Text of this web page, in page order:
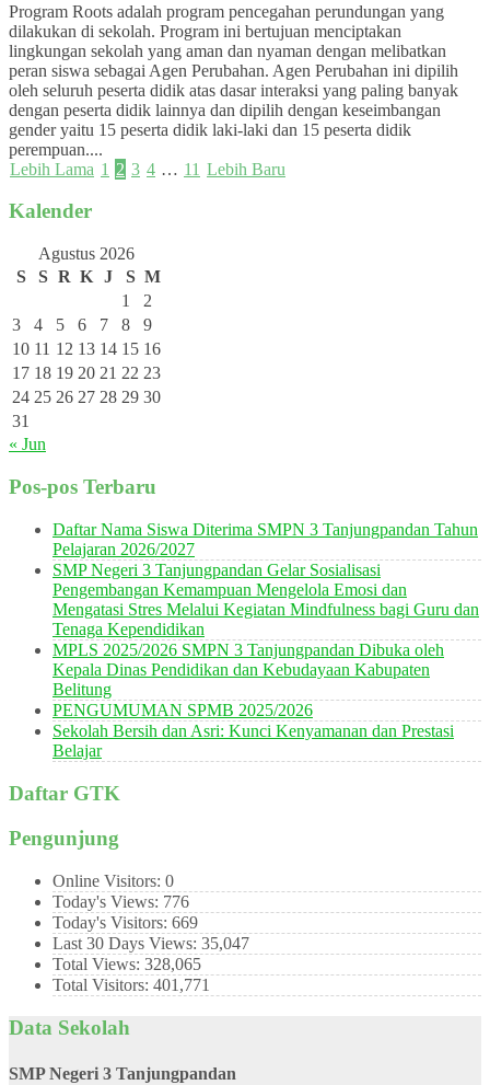
Program Roots adalah program pencegahan perundungan yang
dilakukan di sekolah. Program ini bertujuan menciptakan
lingkungan sekolah yang aman dan nyaman dengan melibatkan
peran siswa sebagai Agen Perubahan. Agen Perubahan ini dipilih
oleh seluruh peserta didik atas dasar interaksi yang paling banyak
dengan peserta didik lainnya dan dipilih dengan keseimbangan
gender yaitu 15 peserta didik laki-laki dan 15 peserta didik
perempuan....
Lebih Lama 1 2 3 4 … 11 Lebih Baru
Kalender
Agustus 2026
S
S R K J S M
1
2
3
4 5 6 7 8
9
10 11 12 13 14 15 16
17 18 19 20 21 22 23
24 25 26 27 28 29 30
31
« Jun
Pos-pos Terbaru
Daftar Nama Siswa Diterima SMPN 3 Tanjungpandan Tahun
Pelajaran 2026/2027
SMP Negeri 3 Tanjungpandan Gelar Sosialisasi
Pengembangan Kemampuan Mengelola Emosi dan
Mengatasi Stres Melalui Kegiatan Mindfulness bagi Guru dan
Tenaga Kependidikan
MPLS 2025/2026 SMPN 3 Tanjungpandan Dibuka oleh
Kepala Dinas Pendidikan dan Kebudayaan Kabupaten
Belitung
PENGUMUMAN SPMB 2025/2026
Sekolah Bersih dan Asri: Kunci Kenyamanan dan Prestasi
Belajar
Daftar GTK
Pengunjung
Online Visitors: 0
Today's Views: 776
Today's Visitors: 669
Last 30 Days Views: 35,047
Total Views: 328,065
Total Visitors: 401,771
Data Sekolah
SMP Negeri 3 Tanjungpandan